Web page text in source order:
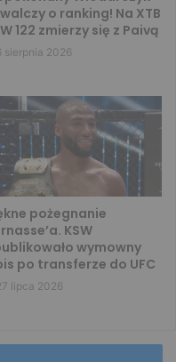
o ranking! Na XTB
122 zmierzy się z Paivą
sierpnia 2026
pożegnanie
KSW
wymowny
po transferze do UFC
lipca 2026